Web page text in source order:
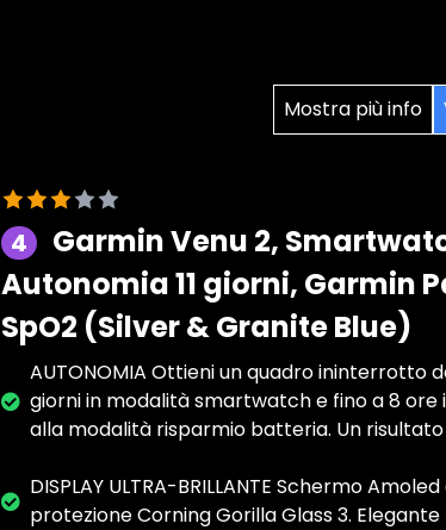
Mostra più info
4
Garmin Venu 2,
Autonomia 11 giorni, Garmin
SpO2 (Silver & Granite Blue)
AUTONOMIA Ottieni un quadro ininterrotto
giorni in modalità smartwatch e fino a 8
alla modalità risparmio batteria. Un
DISPLAY ULTRA-BRILLANTE Schermo
protezione Corning Gorilla Glass 3.